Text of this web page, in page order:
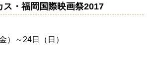
ス・福岡国際映画祭2017
）～24日（日）